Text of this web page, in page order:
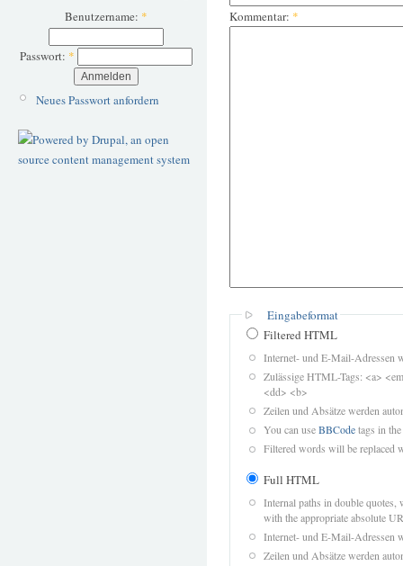
Benutzername: *
Passwort: *
Neues Passwort anfordern
Kommentar: *
Eingabeformat
Filtered HTML
Internet- und E-Mail-Adressen
Zulässige HTML-Tags: <a>
<dd> <b>
Zeilen und Absätze werden
You can useBBCodetags in
Filtered words will be replaced
Full HTML
Internal paths in double quotes,
with the appropriate absolute
Internet- und E-Mail-Adressen
Zeilen und Absätze werden